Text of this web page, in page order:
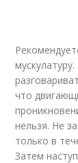
что
нельзя. Не
только в
Затем